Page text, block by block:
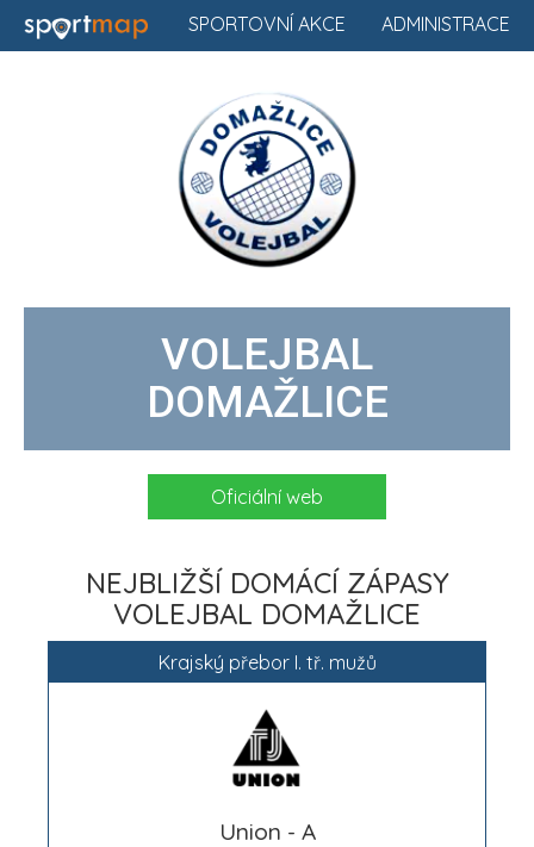
ADMINISTRACE
SPORTOVNÍ AKCE
VOLEJBAL
DOMAŽLICE
Oficiální web
NEJBLIŽŠÍ DOMÁCÍ ZÁPASY
VOLEJBAL DOMAŽLICE
Krajský přebor I. tř. mužů
Union - A